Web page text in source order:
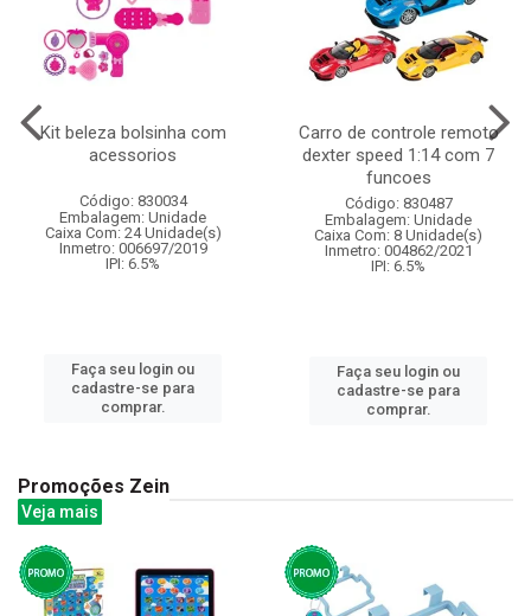
Kit beleza bolsinha com
acessorios
Código: 830034
Embalagem: Unidade
Caixa Com: 24 Unidade(s)
Inmetro: 006697/2019
IPI: 6.5%
Faça seu login ou
cadastre-se para
comprar.
Carro de controle remoto
dexter speed 1:14 com 7
funcoes
Código: 830487
Embalagem: Unidade
Caixa Com: 8 Unidade(s)
Inmetro: 004862/2021
IPI: 6.5%
Faça seu login ou
cadastre-se para
comprar.
Promoções Zein
Veja mais